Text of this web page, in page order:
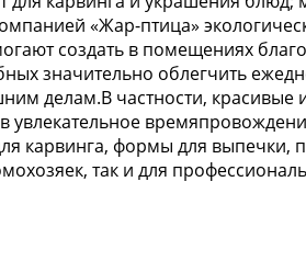
«Жар-птица»
создать в помещениях
значительно облегчить
делам.В частности, красивые
увлекательное
формы для выпечки,
так и для